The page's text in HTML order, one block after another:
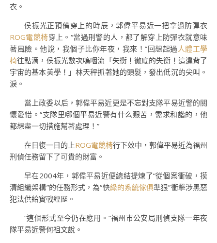
衣。
侯振光正預備穿上的時辰，郭偉平易近一把拿過防彈衣
ROG電競椅穿上。“當過刑警的人，都了解穿上防彈衣就意味
著風險。他說，我個子比你年夜，我來！”回想起過人體工學
椅往點滴，侯振光數次嗚咽流「失衡！徹底的失衡！這違背了
宇宙的基本美學！」林天秤抓著她的頭髮，發出低沉的尖叫。
淚。
當上政委以后，郭偉平易近更是不忘對支隊平易近警的關
懷愛惜。“支隊里哪個平易近警有什么艱苦，需求和諧的，他
都想盡一切措施幫著處理！”
在日復一日的上ROG電競椅行下效中，郭偉平易近為福州
刑偵任務留下了可貴的財富。
早在2004年，郭偉平易近便總結提煉了“從個案衝破，摸
清組織架構”的任務形式，為“快綠的系統傢俱準狠”衝擊涉黑惡
犯法供給實戰經歷。
“這個形式至今仍在應用。”福州市公安局刑偵支隊一年夜
隊平易近警何祖文說。